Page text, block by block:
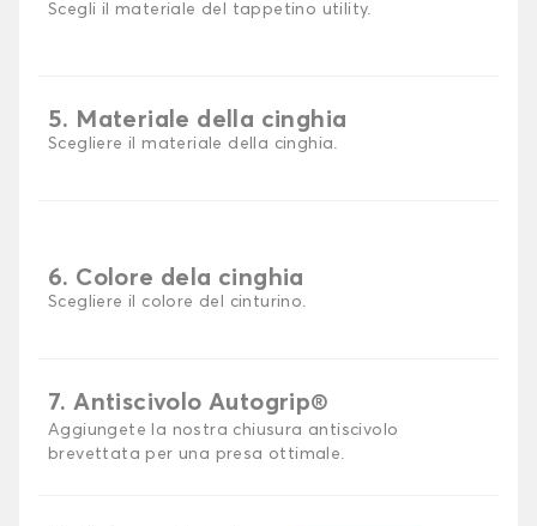
Scegli il materiale del tappetino utility.
5. Materiale della cinghia
Scegliere il materiale della cinghia.
6. Colore dela cinghia
Scegliere il colore del cinturino.
7. Antiscivolo Autogrip®
Aggiungete la nostra chiusura antiscivolo
brevettata per una presa ottimale.